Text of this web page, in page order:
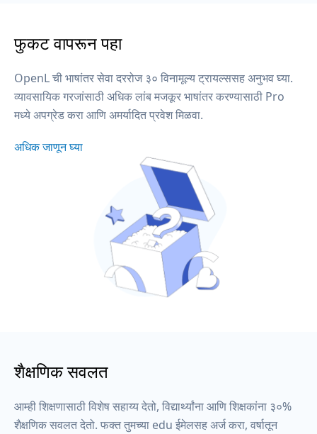
फुकट वापरून पहा
OpenL ची भाषांतर सेवा दररोज ३० विनामूल्य ट्रायल्ससह अनुभव घ्या.
व्यावसायिक गरजांसाठी अधिक लांब मजकूर भाषांतर करण्यासाठी Pro
मध्ये अपग्रेड करा आणि अमर्यादित प्रवेश मिळवा.
अधिक जाणून घ्या
शैक्षणिक सवलत
आम्ही शिक्षणासाठी विशेष सहाय्य देतो, विद्यार्थ्यांना आणि शिक्षकांना ३०%
शैक्षणिक सवलत देतो. फक्त तुमच्या edu ईमेलसह अर्ज करा, वर्षातून